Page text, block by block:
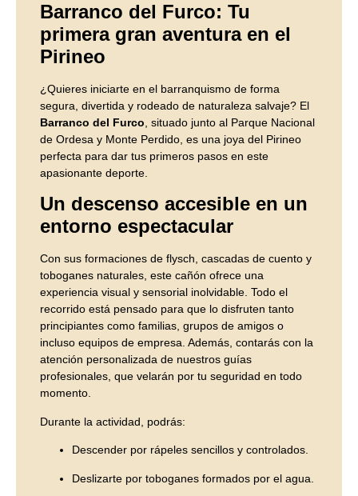
Barranco del Furco: Tu
primera gran aventura en el
Pirineo
¿Quieres iniciarte en el barranquismo de forma
segura, divertida y rodeado de naturaleza salvaje? El
Barranco del Furco , situado junto al Parque Nacional
de Ordesa y Monte Perdido, es una joya del Pirineo
perfecta para dar tus primeros pasos en este
apasionante deporte.
Un descenso accesible en un
entorno espectacular
Con sus formaciones de flysch, cascadas de cuento y
toboganes naturales, este cañón ofrece una
experiencia visual y sensorial inolvidable. Todo el
recorrido está pensado para que lo disfruten tanto
principiantes como familias, grupos de amigos o
incluso equipos de empresa. Además, contarás con la
atención personalizada de nuestros guías
profesionales, que velarán por tu seguridad en todo
momento.
Durante la actividad, podrás:
Descender por rápeles sencillos y controlados.
Deslizarte por toboganes formados por el agua.